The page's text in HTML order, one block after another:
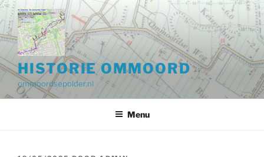
Ga
naar
de
inhoud
HISTORIE OMMOORD
ommoordsepolder.nl
Menu